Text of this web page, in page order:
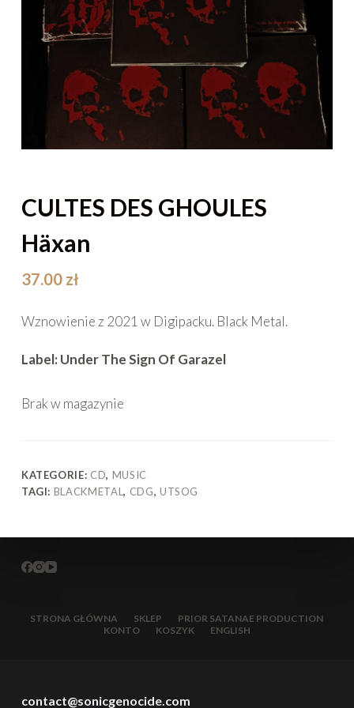
CULTES DES GHOULES
Häxan
37.00 zł
Wznowienie z 2021 w Digipacku. Black Metal.
Label: Under The Sign Of Garazel
Brak w magazynie
KATEGORIE: CD, MUSIC
TAGI: BLACKMETAL, CDG, UTSOG
STRONA GŁÓWNA SKLEP
PRIOR SATANAE PRODUCTION
KONTO
KOSZYK ENGLISH
contact@sonicgenocide.com